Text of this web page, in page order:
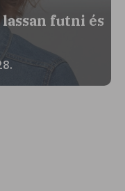
futni és